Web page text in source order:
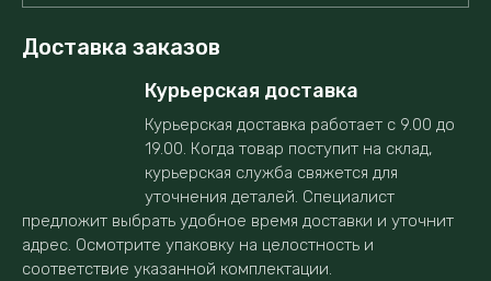
Доставка заказов
Курьерская доставка
Курьерская доставка работает с 9.00 до
19.00. Когда товар поступит на склад,
курьерская служба свяжется для
уточнения деталей. Специалист
предложит выбрать удобное время доставки и уточнит
адрес. Осмотрите упаковку на целостность и
соответствие указанной комплектации.